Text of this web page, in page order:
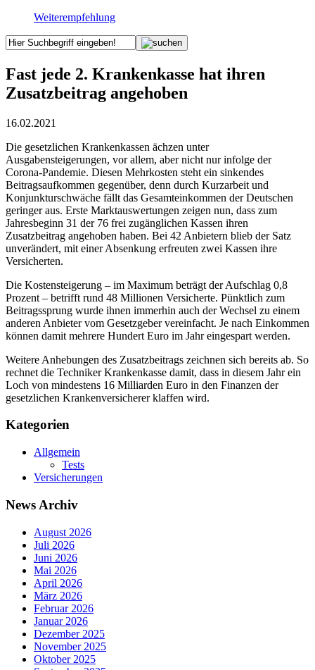
Weiterempfehlung
Fast jede 2. Krankenkasse hat ihren
Zusatzbeitrag angehoben
16.02.2021
Die gesetzlichen Krankenkassen ächzen unter
Ausgabensteigerungen, vor allem, aber nicht nur infolge der
Corona-Pandemie. Diesen Mehrkosten steht ein sinkendes
Beitragsaufkommen gegenüber, denn durch Kurzarbeit und
Konjunkturschwäche fällt das Gesamteinkommen der Deutschen
geringer aus. Erste Marktauswertungen zeigen nun, dass zum
Jahresbeginn 31 der 76 frei zugänglichen Kassen ihren
Zusatzbeitrag angehoben haben. Bei 42 Anbietern blieb der Satz
unverändert, mit einer Absenkung erfreuten zwei Kassen ihre
Versicherten.
Die Kostensteigerung – im Maximum beträgt der Aufschlag 0,8
Prozent – betrifft rund 48 Millionen Versicherte. Pünktlich zum
Beitragssprung wurde ihnen immerhin auch der Wechsel zu einem
anderen Anbieter vom Gesetzgeber vereinfacht. Je nach Einkommen
können damit mehrere Hundert Euro im Jahr eingespart werden.
Weitere Anhebungen des Zusatzbeitrags zeichnen sich bereits ab. So
rechnet die Techniker Krankenkasse damit, dass in diesem Jahr ein
Loch von mindestens 16 Milliarden Euro in den Finanzen der
gesetzlichen Krankenversicherer klaffen wird.
Kategorien
Allgemein
Tests
Versicherungen
News Archiv
August 2026
Juli 2026
Juni 2026
Mai 2026
April 2026
März 2026
Februar 2026
Januar 2026
Dezember 2025
November 2025
Oktober 2025